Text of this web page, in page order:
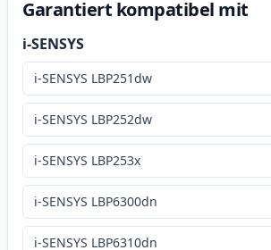
Garantiert kompatibel mit
i-SENSYS
i-SENSYS LBP251dw
i-SENSYS LBP252dw
i-SENSYS LBP253x
i-SENSYS LBP6300dn
i-SENSYS LBP6310dn